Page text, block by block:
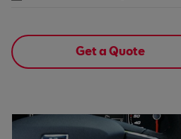
Get a Quote